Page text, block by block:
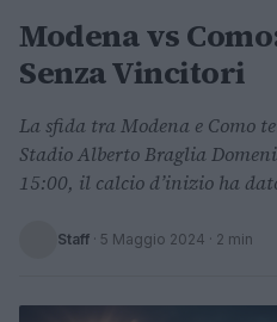
Modena vs
Senza Vincitori
La sfida tra Modena e Como
Stadio Alberto Braglia
15:00, il calcio d’inizio ha
Staff · 5 Maggio 2024 · 2 min